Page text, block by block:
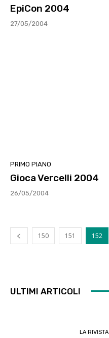
EpiCon 2004
27/05/2004
PRIMO PIANO
Gioca Vercelli 2004
26/05/2004
150 151 152
ULTIMI ARTICOLI
LA RIVISTA